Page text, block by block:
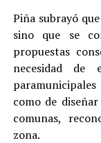
Piña subrayó
sino que se
propuestas
necesidad de
como de
comunas,
zona.